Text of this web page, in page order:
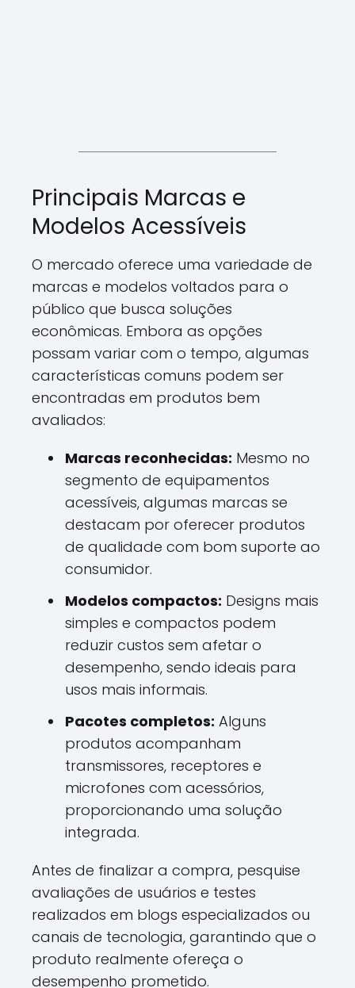
Principais Marcas e
Modelos Acessíveis
O mercado oferece uma variedade de
marcas e modelos voltados para o
público que busca soluções
econômicas. Embora as opções
possam variar com o tempo, algumas
características comuns podem ser
encontradas em produtos bem
avaliados:
Marcas reconhecidas: Mesmo no
segmento de equipamentos
acessíveis, algumas marcas se
destacam por oferecer produtos
de qualidade com bom suporte ao
consumidor.
Modelos compactos: Designs mais
simples e compactos podem
reduzir custos sem afetar o
desempenho, sendo ideais para
usos mais informais.
Pacotes completos: Alguns
produtos acompanham
transmissores, receptores e
microfones com acessórios,
proporcionando uma solução
integrada.
Antes de finalizar a compra, pesquise
avaliações de usuários e testes
realizados em blogs especializados ou
canais de tecnologia, garantindo que o
produto realmente ofereça o
desempenho prometido.